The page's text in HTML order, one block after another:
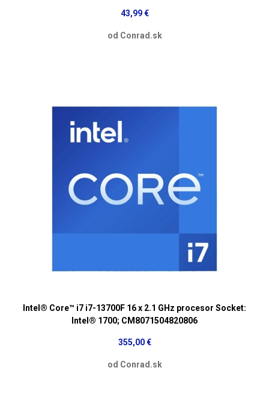
43,99 €
od Conrad.sk
Intel® Core™ i7 i7-13700F 16 x 2.1 GHz procesor Socket:
Intel® 1700; CM8071504820806
355,00 €
od Conrad.sk